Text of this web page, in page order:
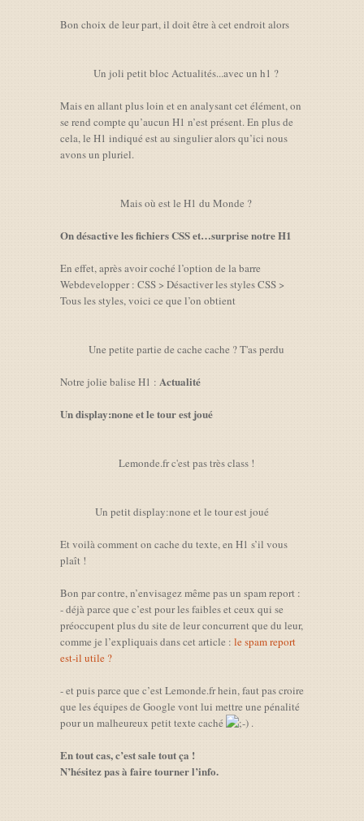
Bon choix de leur part, il doit être à cet endroit alors
Un joli petit bloc Actualités...avec un h1 ?
Mais en allant plus loin et en analysant cet élément, on
se rend compte qu’aucun H1 n’est présent. En plus de
cela, le H1 indiqué est au singulier alors qu’ici nous
avons un pluriel.
Mais où est le H1 du Monde ?
On désactive les fichiers CSS et…surprise notre H1
En effet, après avoir coché l’option de la barre
Webdevelopper : CSS > Désactiver les styles CSS >
Tous les styles, voici ce que l’on obtient
Une petite partie de cache cache ? T'as perdu
Notre jolie balise H1 : Actualité
Un display:none et le tour est joué
Lemonde.fr c'est pas très class !
Un petit display:none et le tour est joué
Et voilà comment on cache du texte, en H1 s’il vous
plaît !
Bon par contre, n’envisagez même pas un spam report :
- déjà parce que c’est pour les faibles et ceux qui se
préoccupent plus du site de leur concurrent que du leur,
comme je l’expliquais dans cet article : le spam report
est-il utile ?
- et puis parce que c’est Lemonde.fr hein, faut pas croire
que les équipes de Google vont lui mettre une pénalité
pour un malheureux petit texte caché
.
En tout cas, c’est sale tout ça !
N’hésitez pas à faire tourner l’info.